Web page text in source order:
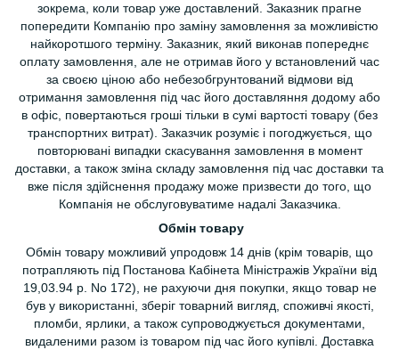
зокрема, коли товар уже доставлений. Заказник прагне
попередити Компанію про заміну замовлення за можливістю
найкоротшого терміну. Заказник, який виконав попереднє
оплату замовлення, але не отримав його у встановлений час
за своєю ціною або небезобгрунтований відмови від
отримання замовлення під час його доставляння додому або
в офіс, повертаються гроші тільки в сумі вартості товару (без
транспортних витрат). Заказчик розуміє і погоджується, що
повторювані випадки скасування замовлення в момент
доставки, а також зміна складу замовлення під час доставки та
вже після здійснення продажу може призвести до того, що
Компанія не обслуговуватиме надалі Заказчика.
Обмін товару
Обмін товару можливий упродовж 14 днів (крім товарів, що
потрапляють під Постанова Кабінета Міністражів України від
19,03.94 р. No 172), не рахуючи дня покупки, якщо товар не
був у використанні, зберіг товарний вигляд, споживчі якості,
пломби, ярлики, а також супроводжується документами,
видаленими разом із товаром під час його купівлі. Доставка